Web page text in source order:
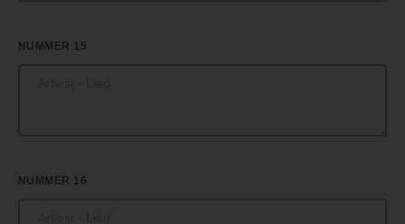
NUMMER 15
NUMMER 16